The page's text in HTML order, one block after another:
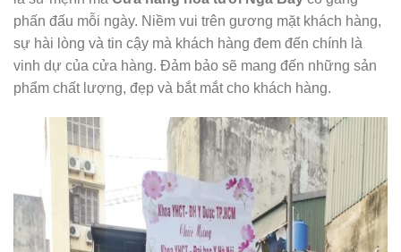
phấn đấu mỗi ngày. Niềm vui trên gương mặt khách hàng,
sự hài lòng và tin cậy mà khách hàng đem đến chính là
vinh dự của cửa hàng. Đảm bảo sẽ mang đến những sản
phẩm chất lượng, đẹp và bắt mắt cho khách hàng.